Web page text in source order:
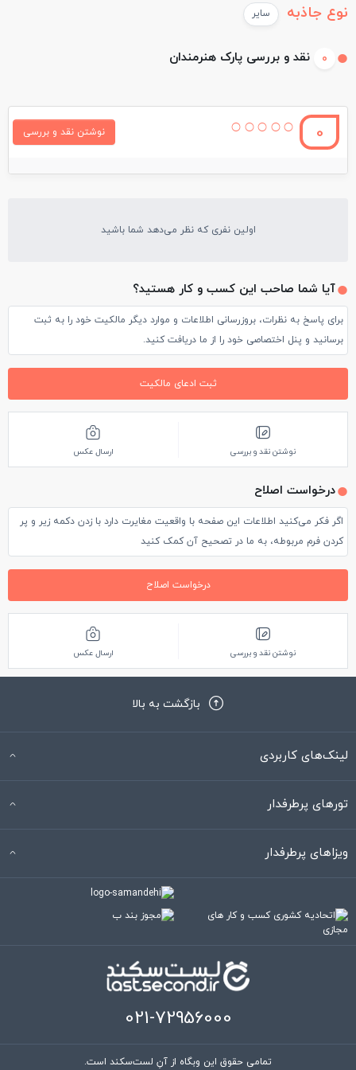
نوع جاذبه سایر
0 نقد و بررسی پارک هنرمندان
0 نوشتن نقد و بررسی
اولین نفری که نظر می‌دهد شما باشید
آیا شما صاحب این کسب و کار هستید؟
برای پاسخ به نظرات، بروزرسانی اطلاعات و موارد دیگر مالکیت خود را به ثبت
برسانید و پنل اختصاصی خود را از ما دریافت کنید.
ثبت ادعای مالکیت
نوشتن نقد و بررسی ارسال عکس
درخواست اصلاح
اگر فکر می‌کنید اطلاعات این صفحه با واقعیت مغایرت دارد با زدن دکمه زیر و پر
کردن فرم مربوطه، به ما در تصحیح آن کمک کنید
درخواست اصلاح
نوشتن نقد و بررسی ارسال عکس
بازگشت به بالا
لینک‌های کاربردی
تورهای پرطرفدار
ویزاهای پرطرفدار
021-72956000
تمامی حقوق این وبگاه از آنِ لست‌سکند است.